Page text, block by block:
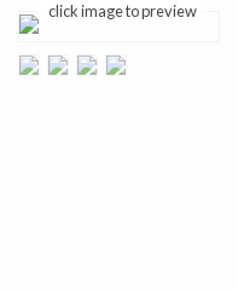
click image to preview